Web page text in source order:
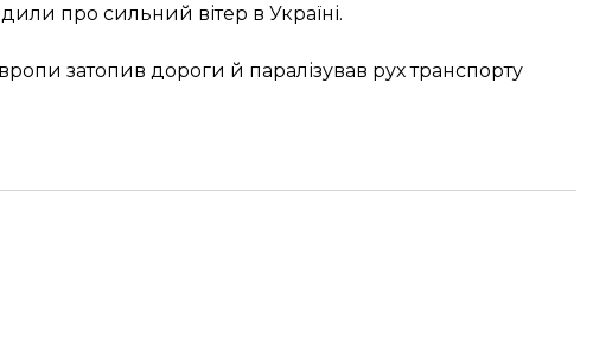
про сильний вітер в Україні.
затопив дороги й паралізував рух транспорту